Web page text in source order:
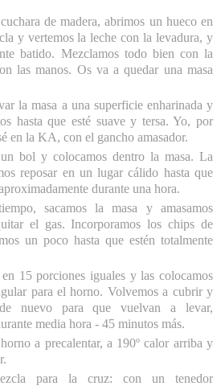
de madera, abrimos un hueco en
y vertemos la leche con la levadura, y
batido. Mezclamos todo bien con la
las manos. Os va a quedar una masa
la masa a una superficie enharinada y
hasta que esté suave y tersa. Yo, por
en la KA, con el gancho amasador.
bol y colocamos dentro la masa. La
reposar en un lugar cálido hasta que
durante una hora.
sacamos la masa y amasamos
el gas. Incorporamos los chips de
un poco hasta que estén totalmente
15 porciones iguales y las colocamos
para el horno. Volvemos a cubrir y
nuevo para que vuelvan a levar,
media hora - 45 minutos más.
a precalentar, a 190º calor arriba y
para la cruz: con un tenedor